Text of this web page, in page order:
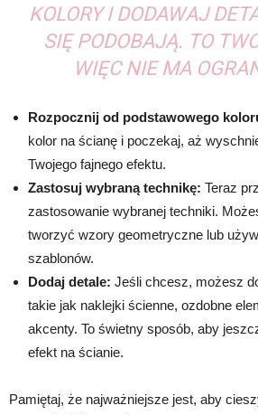
KOLORY I DODAWAJ
SIĘ PODOBAJĄ. TO
WIĘC NIE MA
Rozpocznij od podstawowego
kolor na ścianę i poczekaj, aż
Twojego fajnego efektu.
Zastosuj wybraną technikę: Teraz
zastosowanie wybranej techniki.
tworzyć wzory geometryczne lub
szablonów.
Dodaj detale: Jeśli chcesz, możesz
takie jak naklejki ścienne, ozdobne
akcenty. To świetny sposób, aby
efekt na ścianie.
Pamiętaj, że najważniejsze jest, aby